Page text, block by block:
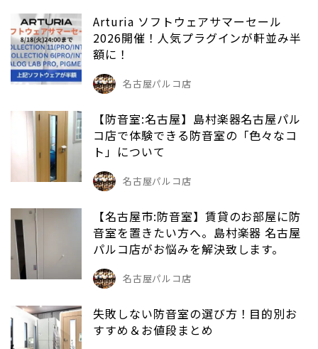
Arturia ソフトウェアサマーセール
2026開催！人気プラグインが軒並み半
額に！
名古屋パルコ店
【防音室:名古屋】島村楽器名古屋パル
コ店で体験できる防音室の「色々なコ
ト」について
名古屋パルコ店
【名古屋市:防音室】賃貸のお部屋に防
音室を置きたい方へ。島村楽器 名古屋
パルコ店がお悩みを解決致します。
名古屋パルコ店
失敗しない防音室の選び方！目的別お
すすめ＆お値段まとめ